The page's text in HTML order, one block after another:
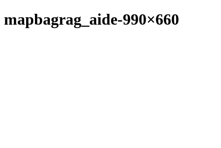
mapbagrag_aide-990×660